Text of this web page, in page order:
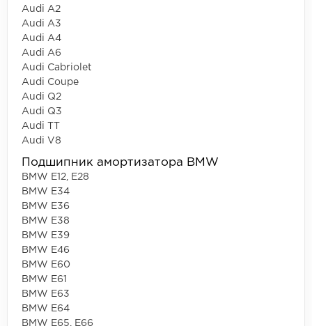
Audi A2
Audi A3
Audi A4
Audi A6
Audi Cabriolet
Audi Coupe
Audi Q2
Audi Q3
Audi TT
Audi V8
Подшипник амортизатора BMW
BMW E12, E28
BMW E34
BMW E36
BMW E38
BMW E39
BMW E46
BMW E60
BMW E61
BMW E63
BMW E64
BMW E65, E66